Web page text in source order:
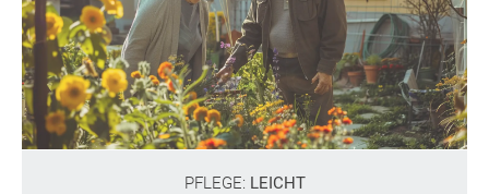
PFLEGE: LEICHT